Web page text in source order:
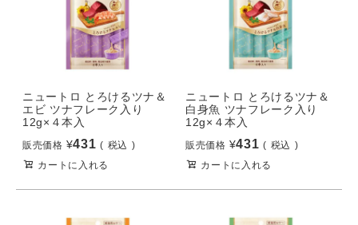
ニュートロ とろけるツナ＆
エビ ツナフレーク入り
12g×４本入
販売価格 ¥431
税込
カートに入れる
ニュートロ とろけるツナ＆
白身魚 ツナフレーク入り
12g×４本入
販売価格 ¥431
税込
カートに入れる